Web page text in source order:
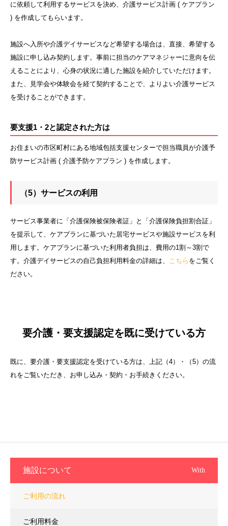
に依頼して利用するサービスを決め、介護サービス計画 ( ケアプラン
) を作成してもらいます。
施設へ入所や介護デイサービスなど希望する場合は、直接、希望する
施設に申し込み契約します。事前に担当のケアマネジャーに意向を伝
えることにより、心身の状況に適した施設を紹介していただけます。
また、見学会や体験会を経て契約することで、よりよい介護サービス
を受けることができます。
要支援1・2と認定された方は
お住まいの市区町村にある地域包括支援センターで担当職員が介護予
防サービス計画 ( 介護予防ケアプラン ) を作成します。
（5）サービスの利用
サービス事業者に「介護保険被保険者証」と「介護保険負担割合証」
を提示して、ケアプランに基づいた居宅サービスや施設サービスを利
用します。ケアプランに基づいた利用者負担は、費用の1割～3割で
す。介護デイサービスの自己負担利用料金の詳細は、
こちら をご覧く
ださい。
要介護・要支援認定を既に受けている方
既に、要介護・要支援認定を受けている方は、上記（4）・（5）の流
れをご覧いただき、お申し込み・契約・お手続きください。
施設について With
ご利用の流れ
ご利用料金